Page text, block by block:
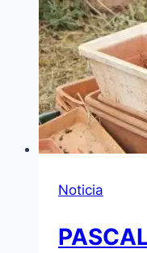
Noticia